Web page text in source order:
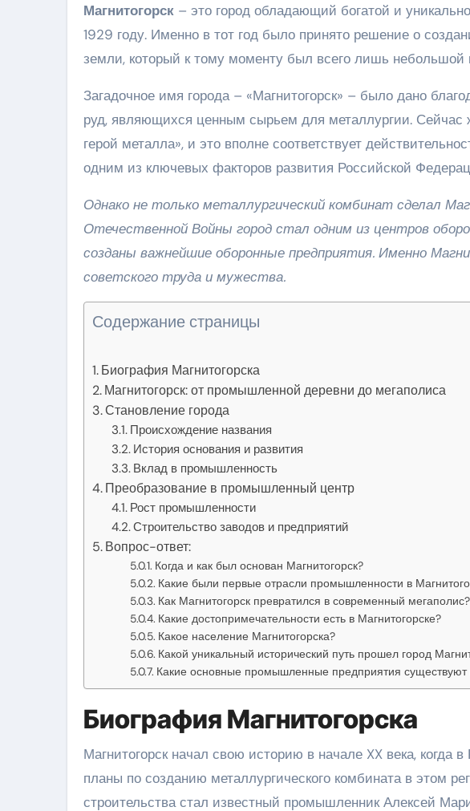
Магнитогорск – это город обладающий богатой и
1929 году. Именно в тот год было принято решение о
земли, который к тому моменту был всего лишь
Загадочное имя города – «Магнитогорск» – было дано
руд, являющихся ценным сырьем для металлургии. Сейчас
герой металла», и это вполне соответствует
одним из ключевых факторов развития Российской
Однако не только металлургический комбинат сделал
Отечественной Войны город стал одним из центров
созданы важнейшие оборонные предприятия. Именно
советского труда и мужества.
Содержание страницы
Биография Магнитогорска
Магнитогорск: от промышленной деревни до мегаполиса
Становление города
Происхождение названия
История основания и развития
Вклад в промышленность
Преобразование в промышленный центр
Рост промышленности
Строительство заводов и предприятий
Вопрос-ответ:
Когда и как был основан Магнитогорск?
Какие были первые отрасли промышленности в
Как Магнитогорск превратился в современный мегаполис?
Какие достопримечательности есть в Магнитогорске?
Какое население Магнитогорска?
Какой уникальный исторический путь прошел город
Какие основные промышленные предприятия существуют
Биография Магнитогорска
Магнитогорск начал свою историю в начале XX века, когда
планы по созданию металлургического комбината в этом
строительства стал известный промышленник Алексей